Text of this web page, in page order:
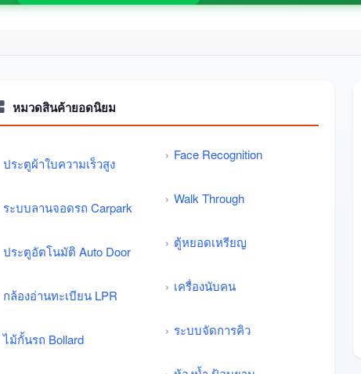
หมวดสินค้ายอดนิยม
ประตูผ้าใบความเร็วสูง
ระบบลานจอดรถ Carpark
ประตูอัตโนมัติ Auto Door
กล้องอ่านทะเบียน LPR
ไม้กั้นรถ Bollard
Face Recognition
Walk Through
ตู้หยอดเหรียญ
เครื่องนับคน
ระบบจัดการคิว